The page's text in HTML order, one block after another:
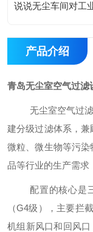
说说无尘车间对工
产品介绍
青岛无尘室空气过滤
无尘室空气过
建分级过滤体系，
微粒、微生物等污
品等行业的生产需求
配置的核心是
（G4级），主要拦
机组新风口和回风